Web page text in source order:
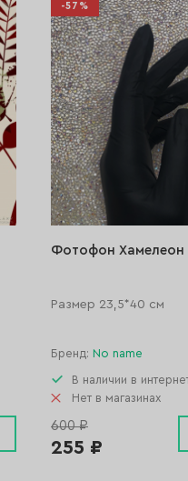
-57%
Фотофон Хамелеон
Размер 23,5*40 см
Бренд: No name
В наличии в
Нет в магазинах
600 ₽
255 ₽